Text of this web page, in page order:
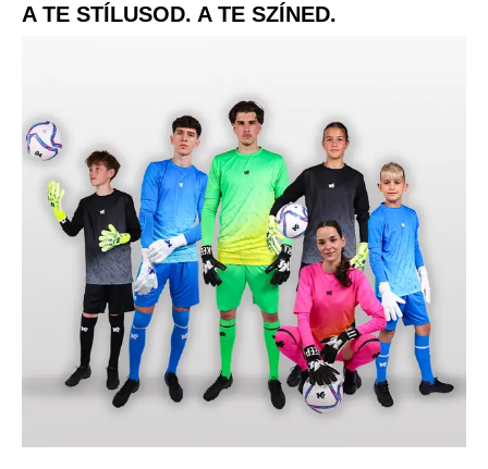
A TE STÍLUSOD. A TE SZÍNED.